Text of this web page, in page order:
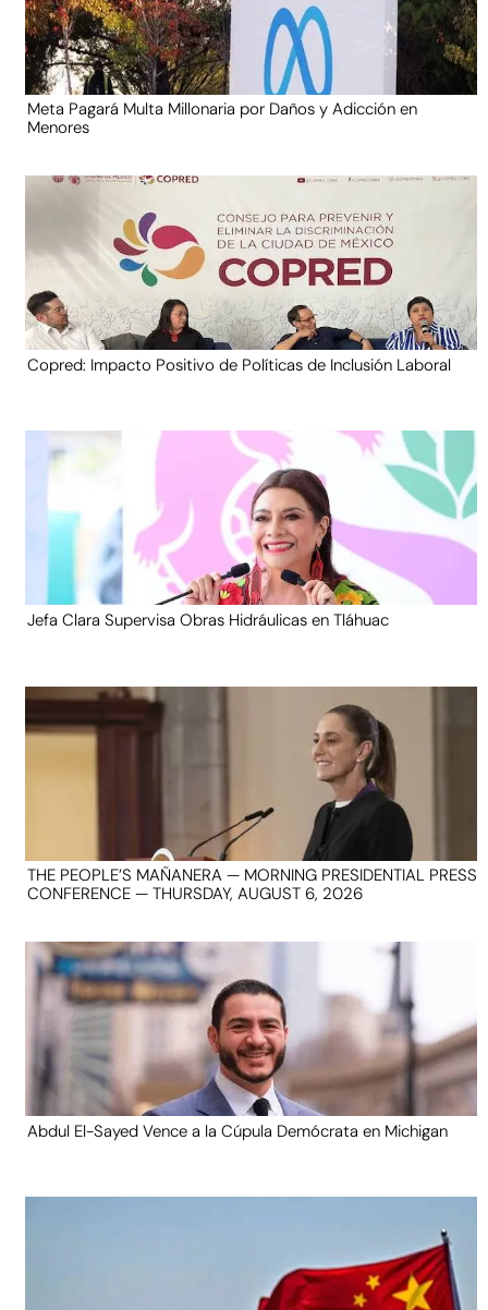
Meta Pagará Multa Millonaria por Daños y Adicción en
Menores
Copred: Impacto Positivo de Políticas de Inclusión Laboral
Jefa Clara Supervisa Obras Hidráulicas en Tláhuac
THE PEOPLE’S MAÑANERA — MORNING PRESIDENTIAL PRESS
CONFERENCE — THURSDAY, AUGUST 6, 2026
Abdul El-Sayed Vence a la Cúpula Demócrata en Michigan